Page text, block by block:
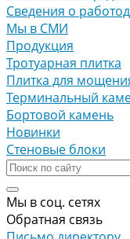
Сведения о
Мы в СМИ
Продукция
Тротуарная плитка
Плитка для
Терминальный
Бортовой камень
Новинки
Стеновые блоки
Мы в соц. сетях
Обратная связь